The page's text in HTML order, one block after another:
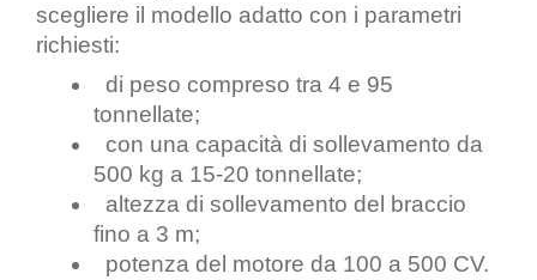
scegliere il modello adatto con i parametri
richiesti:
di peso compreso tra 4 e 95
tonnellate;
con una capacità di sollevamento da
500 kg a 15-20 tonnellate;
altezza di sollevamento del braccio
fino a 3 m;
potenza del motore da 100 a 500 CV.